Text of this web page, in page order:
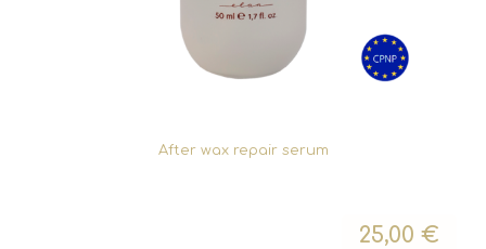
After wax repair serum
25,00 €